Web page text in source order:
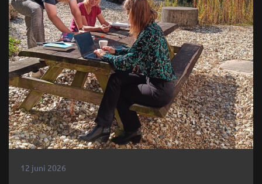
12 juni 2026